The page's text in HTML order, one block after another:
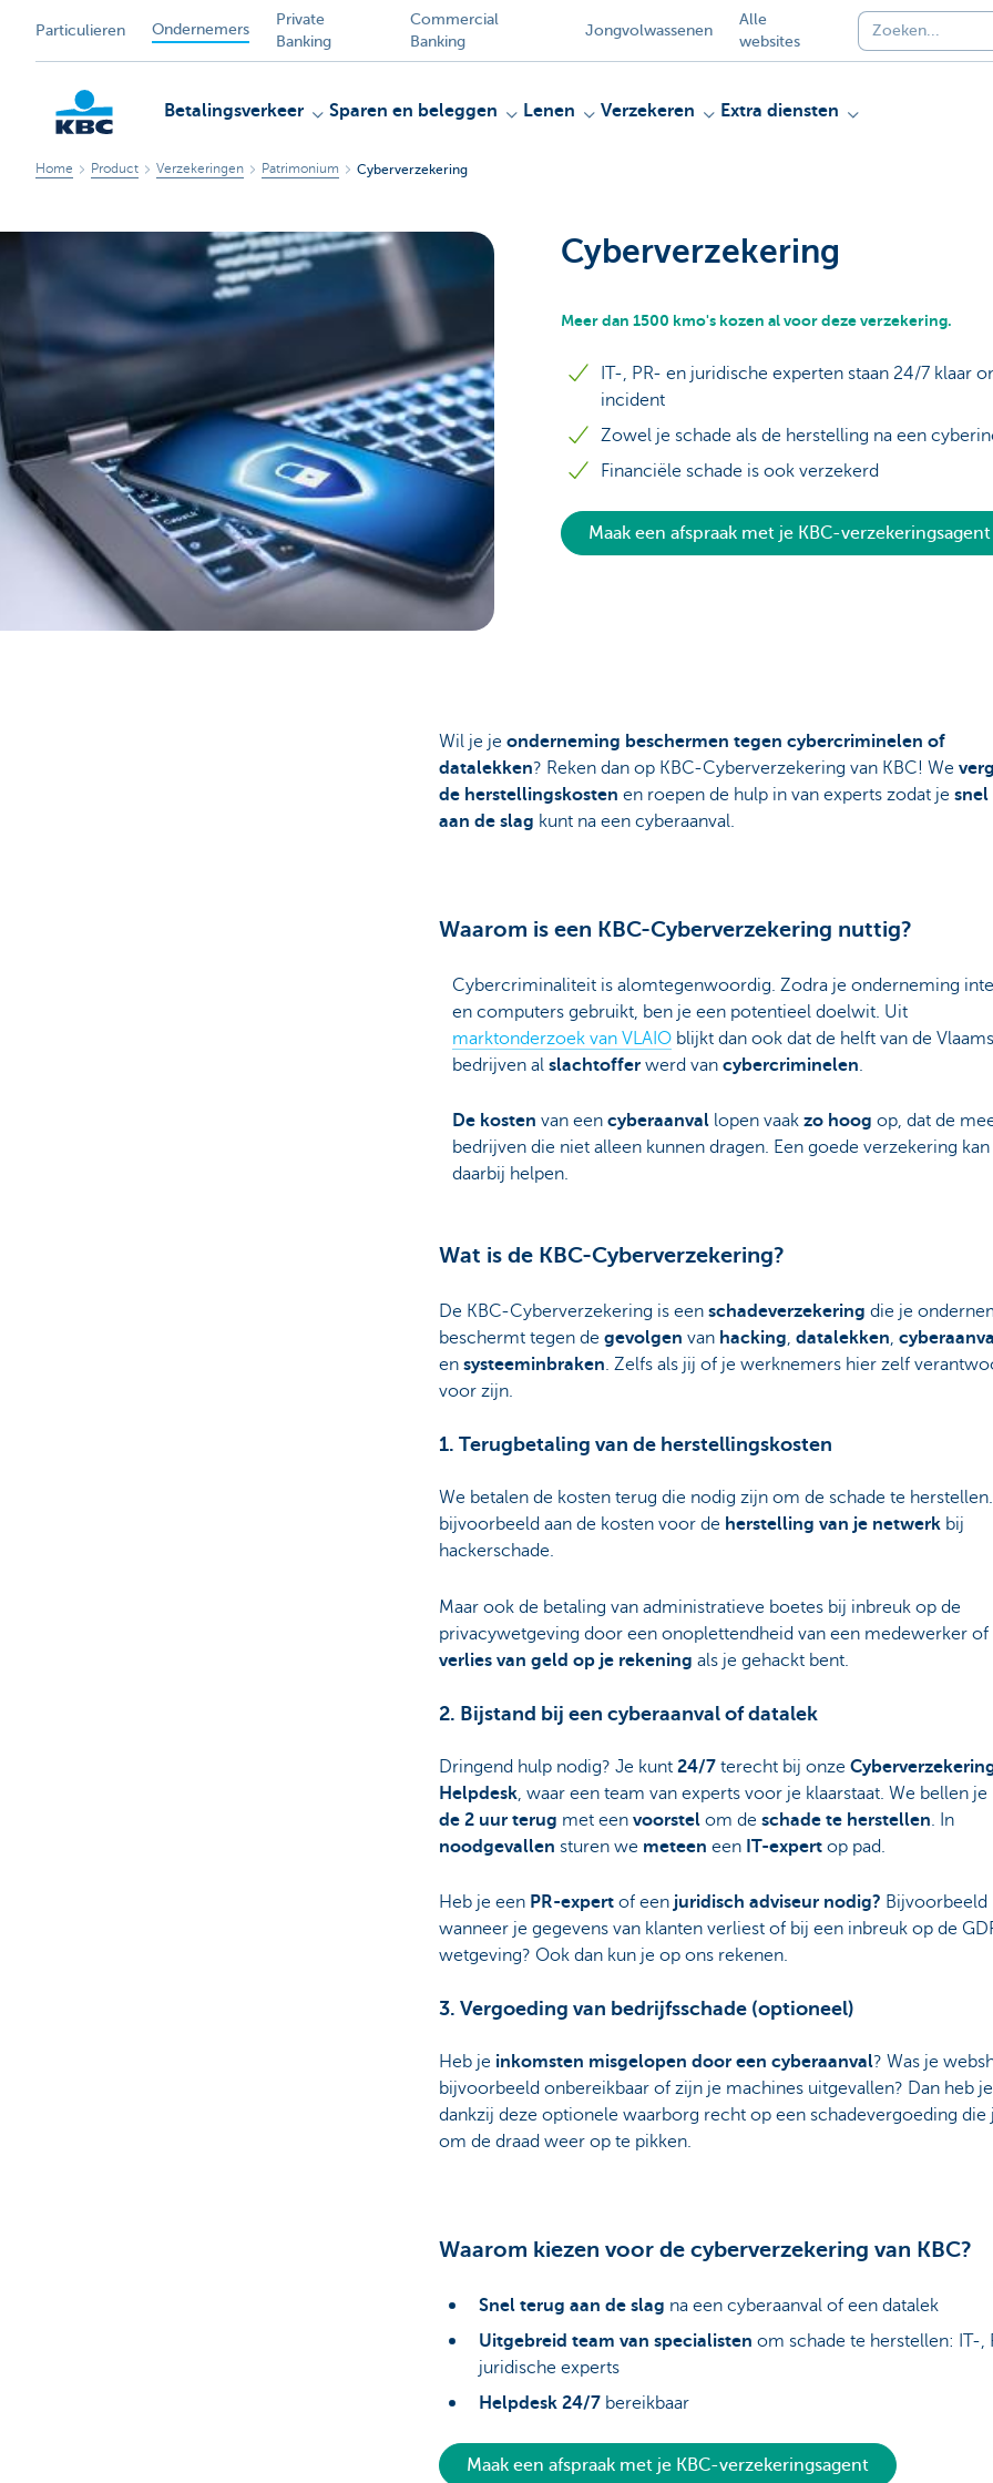
Particulieren Ondernemers
Private
Banking
Commercial
Banking
Jongvolwassenen
Alle
websites
KBC
Ondernemers
Betalingsverkeer Sparen en beleggen Lenen Verzekeren Extra diensten
Home Product Verzekeringen Patrimonium Cyberverzekering
Cyberverzekering
Meer dan 1500 kmo's kozen al voor deze verzekering.
IT-, PR- en juridische experten staan 24/7 klaar
incident
Zowel je schade als de herstelling na een
Financiële schade is ook verzekerd
Maak een afspraak met je KBC-verzekeringsagent
Wil je je onderneming beschermen tegen cybercriminelen of
datalekken? Reken dan op KBC-Cyberverzekering van KBC! We
de herstellingskosten en roepen de hulp in van experts zodat je snel
aan de slag kunt na een cyberaanval.
Waarom is een KBC-Cyberverzekering nuttig?
Cybercriminaliteit is alomtegenwoordig. Zodra je onderneming
en computers gebruikt, ben je een potentieel doelwit. Uit
marktonderzoek van VLAIOblijkt dan ook dat de helft van de
bedrijven al slachtofferwerd van cybercriminelen.
De kosten van een cyberaanvallopen vaak zo hoog op, dat de
bedrijven die niet alleen kunnen dragen. Een goede verzekering kan
daarbij helpen.
Wat is de KBC-Cyberverzekering?
De KBC-Cyberverzekering is een schadeverzekering die je
beschermt tegen de gevolgen van hacking, datalekken,
en systeeminbraken. Zelfs als jij of je werknemers hier zelf
voor zijn.
1. Terugbetaling van de herstellingskosten
We betalen de kosten terug die nodig zijn om de schade te
bijvoorbeeld aan de kosten voor de herstelling van je netwerkbij
hackerschade.
Maar ook de betaling van administratieve boetes bij inbreuk op de
privacywetgeving door een onoplettendheid van een medewerker of
verlies van geld op je rekening als je gehackt bent.
2. Bijstand bij een cyberaanval of datalek
Dringend hulp nodig? Je kunt 24/7terecht bij onze
Helpdesk, waar een team van experts voor je klaarstaat. We bellen je
de 2 uur terug met een voorstelom de schade te herstellen. In
noodgevallen sturen we meteen een IT-expert op pad.
Heb je een PR-expertof een juridisch adviseur nodig? Bijvoorbeeld
wanneer je gegevens van klanten verliest of bij een inbreuk op de
wetgeving? Ook dan kun je op ons rekenen.
3. Vergoeding van bedrijfsschade (optioneel)
Heb je inkomsten misgelopen door een cyberaanval? Was je
bijvoorbeeld onbereikbaar of zijn je machines uitgevallen? Dan heb je
dankzij deze optionele waarborg recht op een schadevergoeding die
om de draad weer op te pikken.
Waarom kiezen voor de cyberverzekering van KBC?
Snel terug aan de slag na een cyberaanval of een datalek
Uitgebreid team van specialisten om schade te herstellen: IT-,
juridische experts
Helpdesk 24/7bereikbaar
Maak een afspraak met je KBC-verzekeringsagent